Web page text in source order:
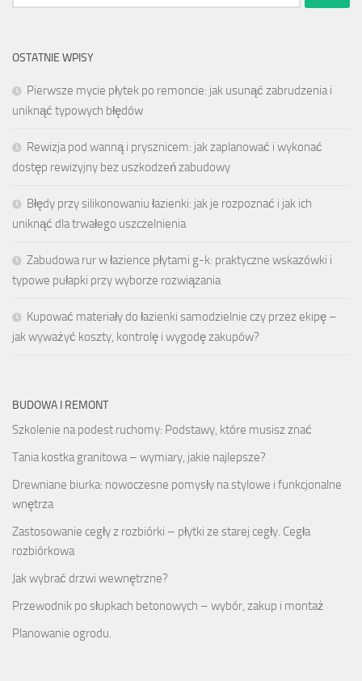
OSTATNIE WPISY
Pierwsze mycie płytek po remoncie: jak usunąć zabrudzenia i
uniknąć typowych błędów
Rewizja pod wanną i prysznicem: jak zaplanować i wykonać
dostęp rewizyjny bez uszkodzeń zabudowy
Błędy przy silikonowaniu łazienki: jak je rozpoznać i jak ich
uniknąć dla trwałego uszczelnienia
Zabudowa rur w łazience płytami g-k: praktyczne wskazówki i
typowe pułapki przy wyborze rozwiązania
Kupować materiały do łazienki samodzielnie czy przez ekipę –
jak wyważyć koszty, kontrolę i wygodę zakupów?
BUDOWA I REMONT
Szkolenie na podest ruchomy: Podstawy, które musisz znać
Tania kostka granitowa – wymiary, jakie najlepsze?
Drewniane biurka: nowoczesne pomysły na stylowe i funkcjonalne
wnętrza
Zastosowanie cegły z rozbiórki – płytki ze starej cegły. Cegła
rozbiórkowa
Jak wybrać drzwi wewnętrzne?
Przewodnik po słupkach betonowych – wybór, zakup i montaż
Planowanie ogrodu.